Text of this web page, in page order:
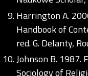
Harrington A.
Handbook of
red. G. Delanty,
Johnson B. 1987.